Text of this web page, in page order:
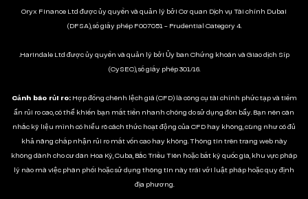
Oryx Finance Ltd được ủy quyền và quản lý bởi Cơ quan Dịch vụ Tài chính Dubai
(DFSA), số giấy phép F007051 - Prudential Category 4.
.Harindale Ltd được ủy quyền và quản lý bởi Ủy ban Chứng khoán và Giao dịch Síp
(CySEC), số giấy phép 301/16.
Cảnh báo rủi ro:Hợp đồng chênh lệch giá (CFD) là công cụ tài chính phức tạp và tiềm
ẩn rủi ro cao, có thể khiến bạn mất tiền nhanh chóng do sử dụng đòn bẩy. Bạn nên cân
nhắc kỹ liệu mình có hiểu rõ cách thức hoạt động của CFD hay không, cũng như có đủ
khả năng chấp nhận rủi ro mất vốn cao hay không. Thông tin trên trang web này
không dành cho cư dân Hoa Kỳ, Cuba, Bắc Triều Tiên hoặc bất kỳ quốc gia, khu vực pháp
lý nào mà việc phân phối hoặc sử dụng thông tin này trái với luật pháp hoặc quy định
địa phương.